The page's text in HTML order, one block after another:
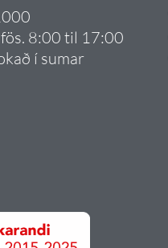
8:00 til 17:00
í sumar